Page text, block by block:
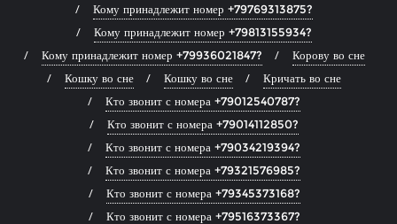
Кому принадлежит номер +79769313875?
Кому принадлежит номер +79813155934?
Кому принадлежит номер +79936021847?
Корову во сне
Кошку во сне
Кошку во сне
Кричать во сне
Кто звонит с номера +79012540787?
Кто звонит с номера +79014112850?
Кто звонит с номера +79034219394?
Кто звонит с номера +79321576985?
Кто звонит с номера +79345373168?
Кто звонит с номера +79516373367?